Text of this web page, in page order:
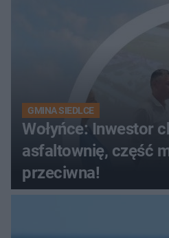
GMINA SIEDLCE
Wołyńce: Inwestor
asfaltownię, część
przeciwna!